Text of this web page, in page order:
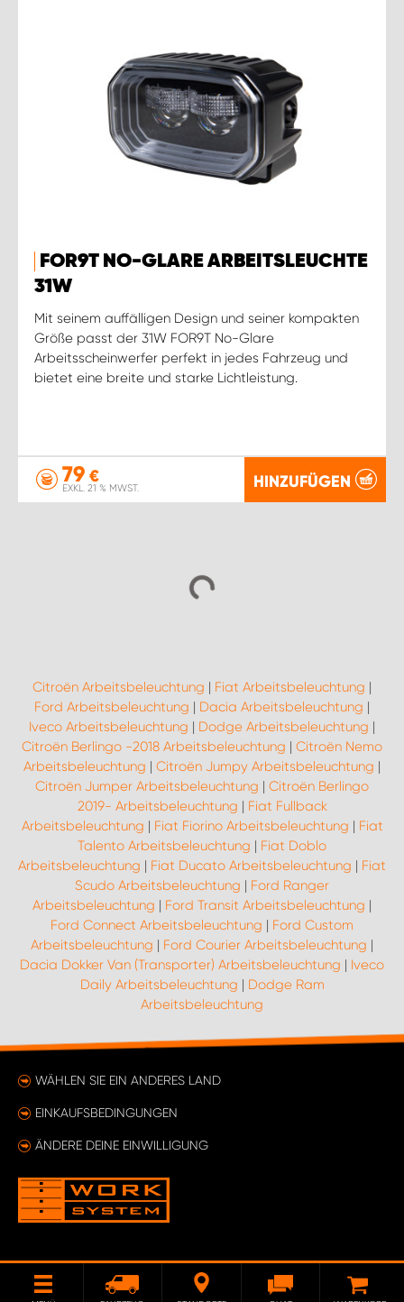
FOR9T NO-GLARE ARBEITSLEUCHTE
31W
Mit seinem auffälligen Design und seiner kompakten
Größe passt der 31W FOR9T No-Glare
Arbeitsscheinwerfer perfekt in jedes Fahrzeug und
bietet eine breite und starke Lichtleistung.
79 €
EXKL. 21 % MWST. HINZUFÜGEN
Citroën Arbeitsbeleuchtung | Fiat Arbeitsbeleuchtung |
Ford Arbeitsbeleuchtung | Dacia Arbeitsbeleuchtung |
Iveco Arbeitsbeleuchtung | Dodge Arbeitsbeleuchtung |
Citroën Berlingo -2018 Arbeitsbeleuchtung | Citroën Nemo
Arbeitsbeleuchtung | Citroën Jumpy Arbeitsbeleuchtung |
Citroën Jumper Arbeitsbeleuchtung | Citroën Berlingo
2019- Arbeitsbeleuchtung | Fiat Fullback
Arbeitsbeleuchtung | Fiat Fiorino Arbeitsbeleuchtung | Fiat
Talento Arbeitsbeleuchtung | Fiat Doblo
Arbeitsbeleuchtung | Fiat Ducato Arbeitsbeleuchtung | Fiat
Scudo Arbeitsbeleuchtung | Ford Ranger
Arbeitsbeleuchtung | Ford Transit Arbeitsbeleuchtung |
Ford Connect Arbeitsbeleuchtung | Ford Custom
Arbeitsbeleuchtung | Ford Courier Arbeitsbeleuchtung |
Dacia Dokker Van (Transporter) Arbeitsbeleuchtung | Iveco
Daily Arbeitsbeleuchtung | Dodge Ram
Arbeitsbeleuchtung
WÄHLEN SIE EIN ANDERES LAND
EINKAUFSBEDINGUNGEN
ÄNDERE DEINE EINWILLIGUNG